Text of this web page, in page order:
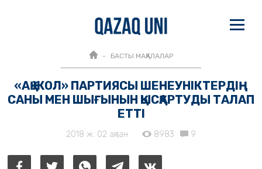
БАСТЫ МАҚАЛАЛАР
«АҚ ЖОЛ» ПАРТИЯСЫ ШЕНЕУНІКТЕРДІҢ
САНЫ МЕН ШЫҒЫНЫН ҚЫСҚАРТУДЫ ТАЛАП
ЕТТІ
2018 ж. 02 ақпан 8983 9